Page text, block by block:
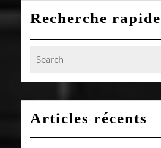
Recherche rapide
for:
Articles récents